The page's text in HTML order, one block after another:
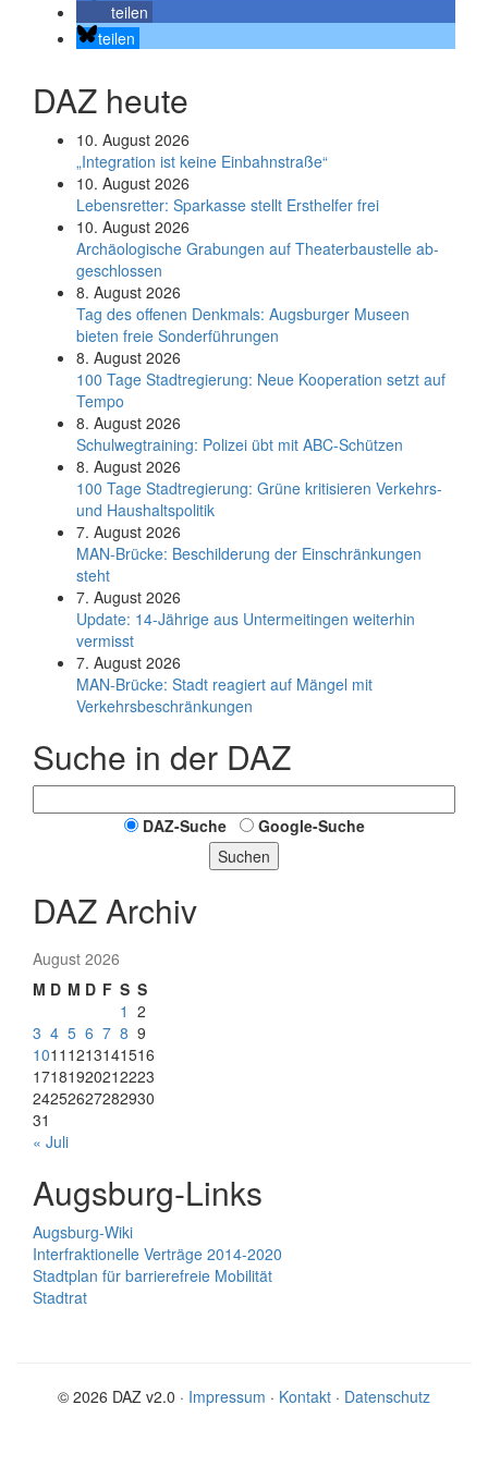
teilen
teilen
DAZ heute
10. August 2026
„Integration ist keine Einbahnstraße“
10. August 2026
Le­bens­ret­ter: Spar­kas­se stellt Erst­hel­fer frei
10. August 2026
Ar­chäo­lo­gi­sche Gra­bun­gen auf Thea­ter­bau­stel­le ab­
ge­schlos­sen
8. August 2026
Tag des offenen Denkmals: Augsburger Museen
bieten freie Sonderführungen
8. August 2026
100 Tage Stadtregierung: Neue Kooperation setzt auf
Tempo
8. August 2026
Schul­weg­trai­ning: Poli­zei übt mit ABC-Schüt­zen
8. August 2026
100 Tage Stadtregierung: Grüne kritisieren Verkehrs-
und Haushaltspolitik
7. August 2026
MAN-Brücke: Beschilderung der Einschränkungen
steht
7. August 2026
Update: 14-Jährige aus Untermeitingen weiterhin
vermisst
7. August 2026
MAN-Brücke: Stadt reagiert auf Mängel mit
Verkehrsbeschränkungen
Suche in der DAZ
DAZ-Suche
Google-Suche
Suchen
DAZ Archiv
August 2026
M D M D F S S
1 2
3 4 5 6 7 8 9
1011 1213141516
17181920212223
24252627282930
31
« Juli
Augsburg-Links
Augsburg-Wiki
Interfraktionelle Verträge 2014-2020
Stadtplan für barrierefreie Mobilität
Stadtrat
© 2026 DAZ v2.0 · Impressum · Kontakt · Datenschutz